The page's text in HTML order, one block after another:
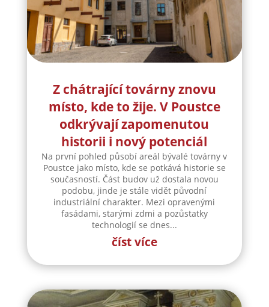
Z chátrající továrny znovu
místo, kde to žije. V Poustce
odkrývají zapomenutou
historii i nový potenciál
Na první pohled působí areál bývalé továrny v
Poustce jako místo, kde se potkává historie se
současností. Část budov už dostala novou
podobu, jinde je stále vidět původní
industriální charakter. Mezi opravenými
fasádami, starými zdmi a pozůstatky
technologií se dnes...
číst více